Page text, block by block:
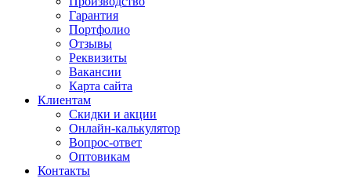
Гарантия
Портфолио
Отзывы
Реквизиты
Вакансии
Карта сайта
Клиентам
Скидки и акции
Онлайн-калькулятор
Вопрос-ответ
Оптовикам
Контакты